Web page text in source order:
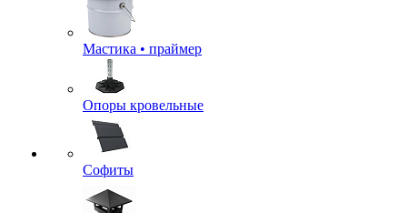
Мастика • праймер
Опоры кровельные
Софиты